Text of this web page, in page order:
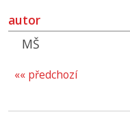
autor
MŠ
«« předchozí